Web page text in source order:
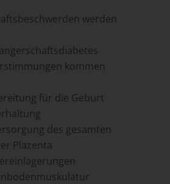
werden
kommen
für die Geburt
des gesamten
Plazenta